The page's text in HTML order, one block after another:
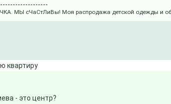
МЫ сЧаСтЛиВы! Моя распродажа детской одежды и
квартиру
- это центр?